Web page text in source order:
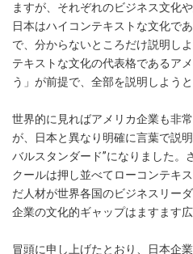
ますが、それぞれのビジネス文化
日本はハイコンテキストな文化で
で、分からないところだけ説明し
テキストな文化の代表格であるア
う」が前提で、全部を説明しようと
世界的に見ればアメリカ企業も非
が、日本と異なり明確に言葉で説
バルスタンダード”になりました。
クールは押し並べてローコンテキ
だ人材が世界各国のビジネスリー
企業の文化的ギャップはますます
冒頭に申し上げたとおり、日本企